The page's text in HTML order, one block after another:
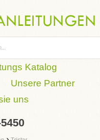
Katalog
Unsere Partner
uns